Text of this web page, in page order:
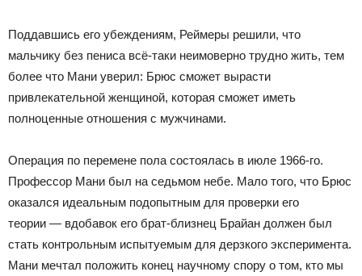
Поддавшись его убеждениям, Реймеры решили, что
мальчику без пениса всё-таки неимоверно трудно жить, тем
более что Мани уверил: Брюс сможет вырасти
привлекательной женщиной, которая сможет иметь
полноценные отношения с мужчинами.
Операция по перемене пола состоялась в июле 1966-го.
Профессор Мани был на седьмом небе. Мало того, что Брюс
оказался идеальным подопытным для проверки его
теории — вдобавок его брат-близнец Брайан должен был
стать контрольным испытуемым для дерзкого эксперимента.
Мани мечтал положить конец научному спору о том, кто мы